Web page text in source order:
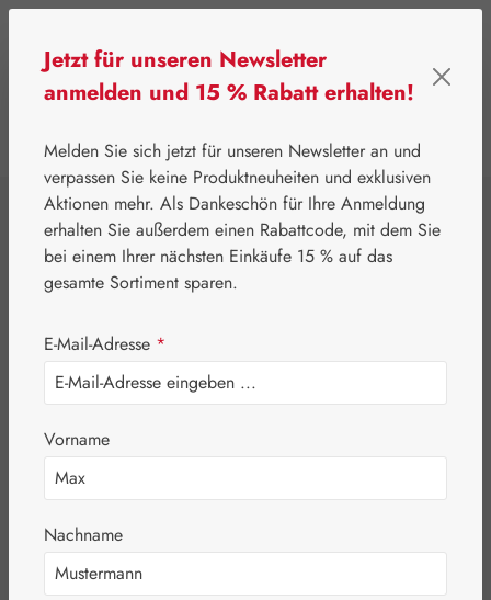
⌂ Leitner Lifecare Kosmetik
Calm & Clear
Essence Creme
Bildergalerie überspringen
Jetzt für unseren Newsletter
anmelden und 15 % Rabatt erhalten!
Melden Sie sich jetzt für unseren Newsletter an und
verpassen Sie keine Produktneuheiten und exklusiven
Aktionen mehr. Als Dankeschön für Ihre Anmeldung
erhalten Sie außerdem einen Rabattcode, mit dem Sie
bei einem Ihrer nächsten Einkäufe 15 % auf das
gesamte Sortiment sparen.
E-Mail-Adresse *
Vorname
Nachname